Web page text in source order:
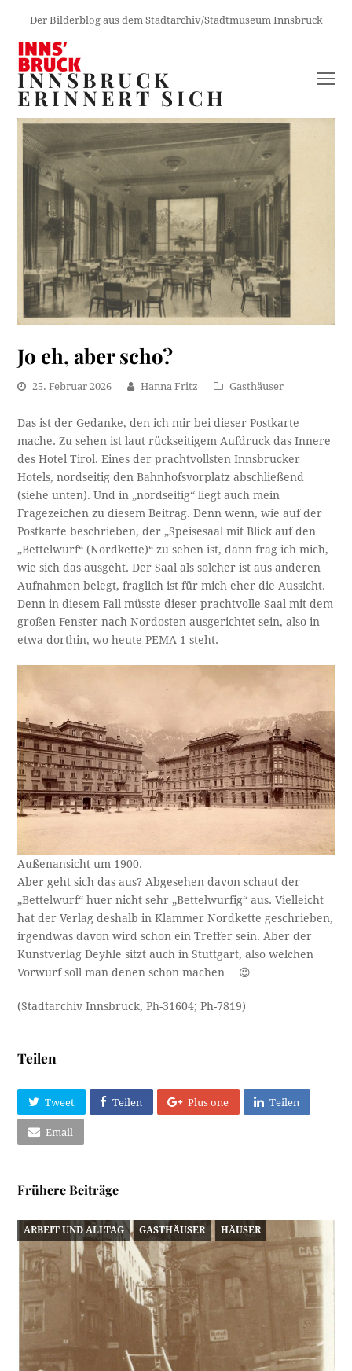
Der Bilderblog aus dem Stadtarchiv/Stadtmuseum Innsbruck
INNSBRUCK
ERINNERT SICH
Jo eh, aber scho?
25. Februar 2026 Hanna Fritz Gasthäuser
Das ist der Gedanke, den ich mir bei dieser Postkarte
mache. Zu sehen ist laut rückseitigem Aufdruck das Innere
des Hotel Tirol. Eines der prachtvollsten Innsbrucker
Hotels, nordseitig den Bahnhofsvorplatz abschließend
(siehe unten). Und in „nordseitig“ liegt auch mein
Fragezeichen zu diesem Beitrag. Denn wenn, wie auf der
Postkarte beschrieben, der „Speisesaal mit Blick auf den
„Bettelwurf“ (Nordkette)“ zu sehen ist, dann frag ich mich,
wie sich das ausgeht. Der Saal als solcher ist aus anderen
Aufnahmen belegt, fraglich ist für mich eher die Aussicht.
Denn in diesem Fall müsste dieser prachtvolle Saal mit dem
großen Fenster nach Nordosten ausgerichtet sein, also in
etwa dorthin, wo heute PEMA 1 steht.
Außenansicht um 1900.
Aber geht sich das aus? Abgesehen davon schaut der
„Bettelwurf“ huer nicht sehr „Bettelwurfig“ aus. Vielleicht
hat der Verlag deshalb in Klammer Nordkette geschrieben,
irgendwas davon wird schon ein Treffer sein. Aber der
Kunstverlag Deyhle sitzt auch in Stuttgart, also welchen
Vorwurf soll man denen schon machen… 😉
(Stadtarchiv Innsbruck, Ph-31604; Ph-7819)
Teilen
Tweet Teilen Plus one Teilen
Email
Frühere Beiträge
ARBEIT UND ALLTAG GASTHÄUSER HÄUSER